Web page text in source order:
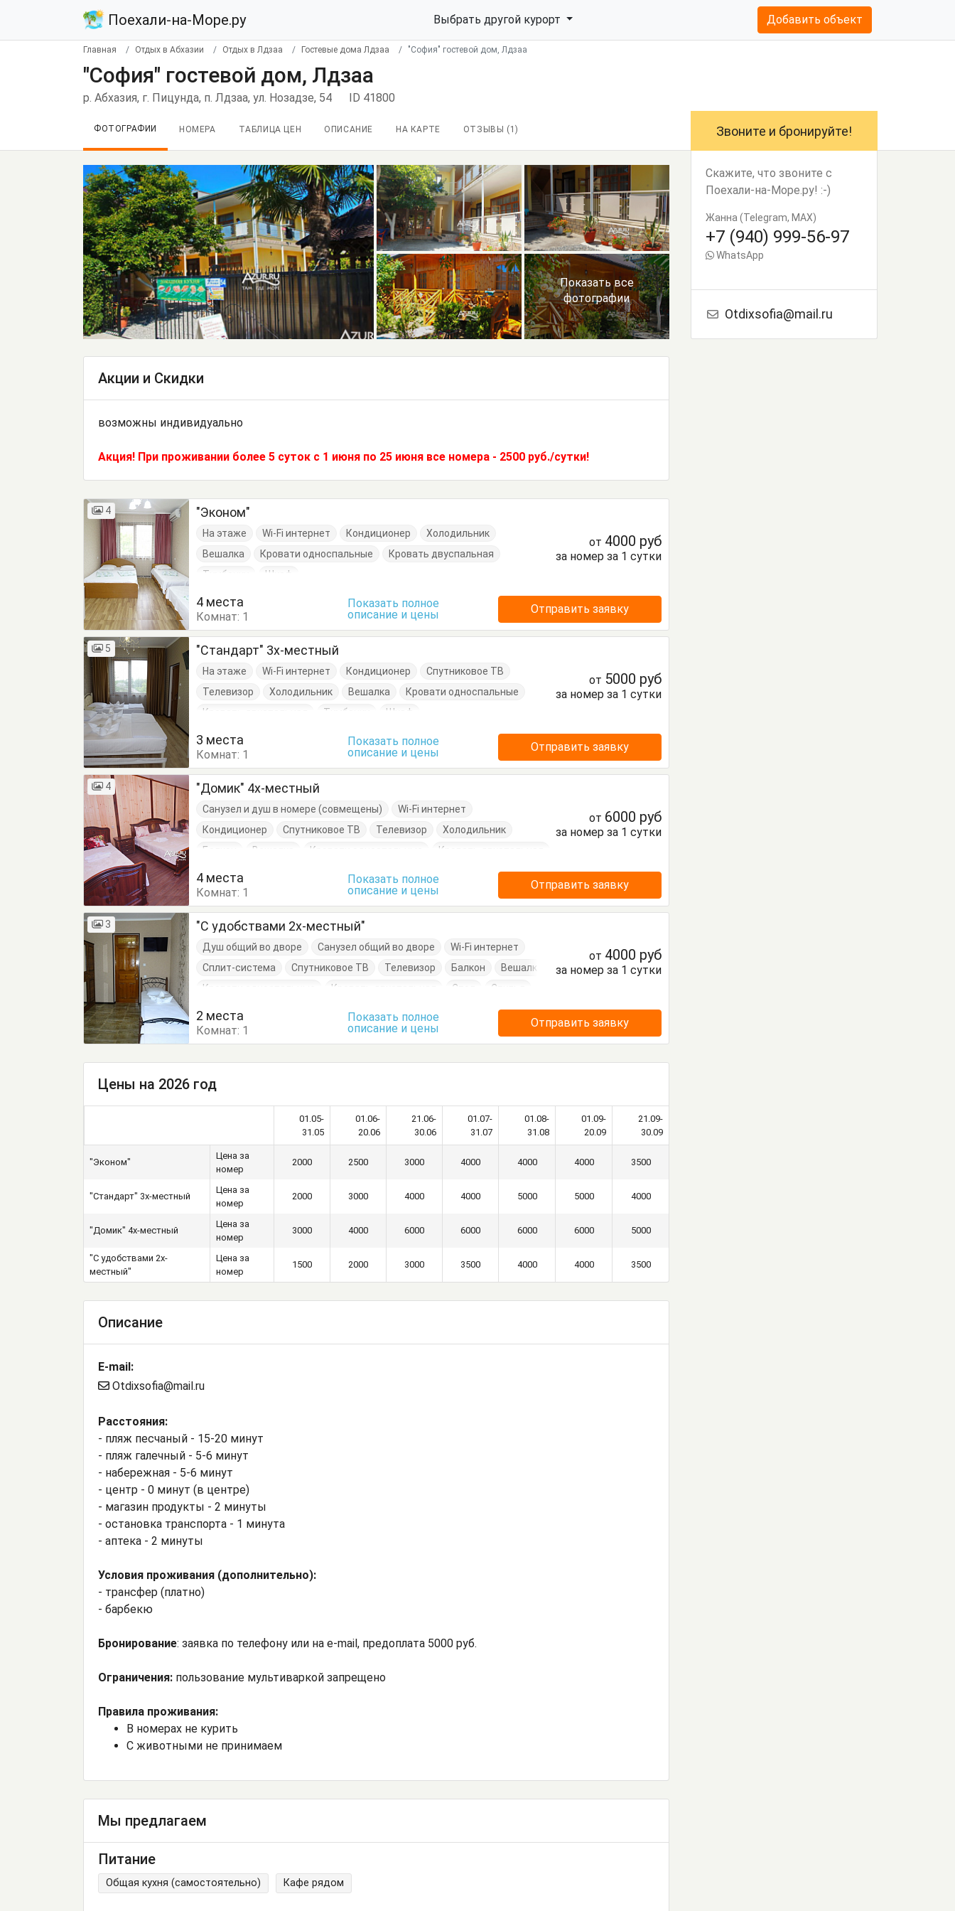
Поехали-на-Море.ру Выбрать другой курорт Добавить объект
Главная Отдых в Абхазии Отдых в Лдзаа Гостевые дома Лдзаа "София" гостевой дом, Лдзаа
"София" гостевой дом, Лдзаа
р. Абхазия, г. Пицунда, п. Лдзаа, ул. Нозадзе, 54 ID 41800
ФОТОГРАФИИ НОМЕРА ТАБЛИЦА ЦЕН ОПИСАНИЕ НА КАРТЕ ОТЗЫВЫ ( 1)
Показать все
фотографии
Акции и Скидки
возможны индивидуально
Акция! При проживании более 5 суток с 1 июня по 25 июня все номера - 2500 руб./сутки!
4 "Эконом"
На этаже Wi-Fi интернет Кондиционер
Холодильник
Вешалка
Кровати односпальные
Кровать двуспальная
Тумбочки
Шкаф
от 4000 руб
за номер за 1 сутки
4 места
Комнат: 1
Показать полное
описание и цены
Отправить заявку
5 "Стандарт" 3х-местный
На этаже Wi-Fi интернет Кондиционер
Спутниковое ТВ
Телевизор
Холодильник Вешалка
Кровати односпальные
Кровать двуспальная
Тумбочки Шкаф
от 5000 руб
за номер за 1 сутки
3 места
Комнат: 1
Показать полное
описание и цены
Отправить заявку
4 "Домик" 4х-местный
Санузел и душ в номере (совмещены)
Wi-Fi интернет
Кондиционер
Спутниковое ТВ Телевизор
Холодильник
Балкон
Вешалка Кровати односпальные
Кровать двуспальная
от 6000 руб
за номер за 1 сутки
4 места
Комнат: 1
Показать полное
описание и цены
Отправить заявку
3 "С удобствами 2х-местный"
Душ общий во дворе Санузел общий во дворе
Wi-Fi интернет
Сплит-система
Спутниковое ТВ Телевизор Балкон
Вешалка
Кровати односпальные
Кровать двуспальная Стол
Стулья
от 4000 руб
за номер за 1 сутки
2 места
Комнат: 1
Показать полное
описание и цены
Отправить заявку
Цены на 2026 год
01.05-
31.05
01.06-
20.06
21.06-
30.06
01.07-
31.07
01.08-
31.08
01.09-
20.09
21.09-
30.09
"Эконом"
Цена за
номер
2000 2500 3000 4000 4000 4000 3500
"Стандарт" 3х-местный
Цена за
номер
2000 3000 4000 4000 5000 5000 4000
"Домик" 4х-местный
Цена за
номер
3000 4000 6000 6000 6000 6000 5000
"С удобствами 2х-
местный"
Цена за
номер
1500 2000 3000 3500 4000 4000 3500
Описание
E-mail:
Otdixsofia@mail.ru
Расстояния:
- пляж песчаный - 15-20 минут
- пляж галечный - 5-6 минут
- набережная - 5-6 минут
- центр - 0 минут (в центре)
- магазин продукты - 2 минуты
- остановка транспорта - 1 минута
- аптека - 2 минуты
Условия проживания (дополнительно):
- трансфер (платно)
- барбекю
Бронирование: заявка по телефону или на e-mail, предоплата 5000 руб.
Ограничения: пользование мультиваркой запрещено
Правила проживания:
В номерах не курить
С животными не принимаем
Мы предлагаем
Питание
Общая кухня (самостоятельно) Кафе рядом
Звоните и бронируйте!
Скажите, что звоните с
Поехали-на-Море.ру! :-)
Жанна (Telegram, MAX)
+7 (940) 999-56-97
WhatsApp
Otdixsofia@mail.ru